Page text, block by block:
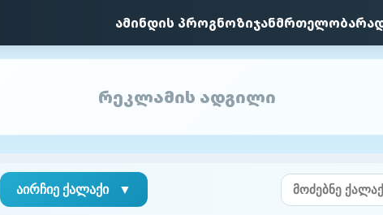
ამინდის პროგნოზიჯანმრთელობა
რეკლამის ადგილი
აირჩიე ქალაქი ▼